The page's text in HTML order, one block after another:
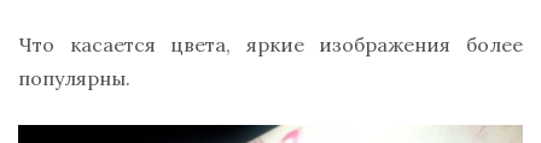
Что касается цвета, яркие изображения более
популярны.